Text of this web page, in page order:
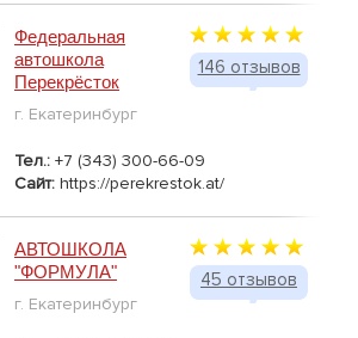
146 отзывов
Федеральная
автошкола
Перекрёсток
г. Екатеринбург
Тел.: +7 (343) 300-66-09
Сайт: https://perekrestok.at/
45 отзывов
АВТОШКОЛА
"ФОРМУЛА"
г. Екатеринбург